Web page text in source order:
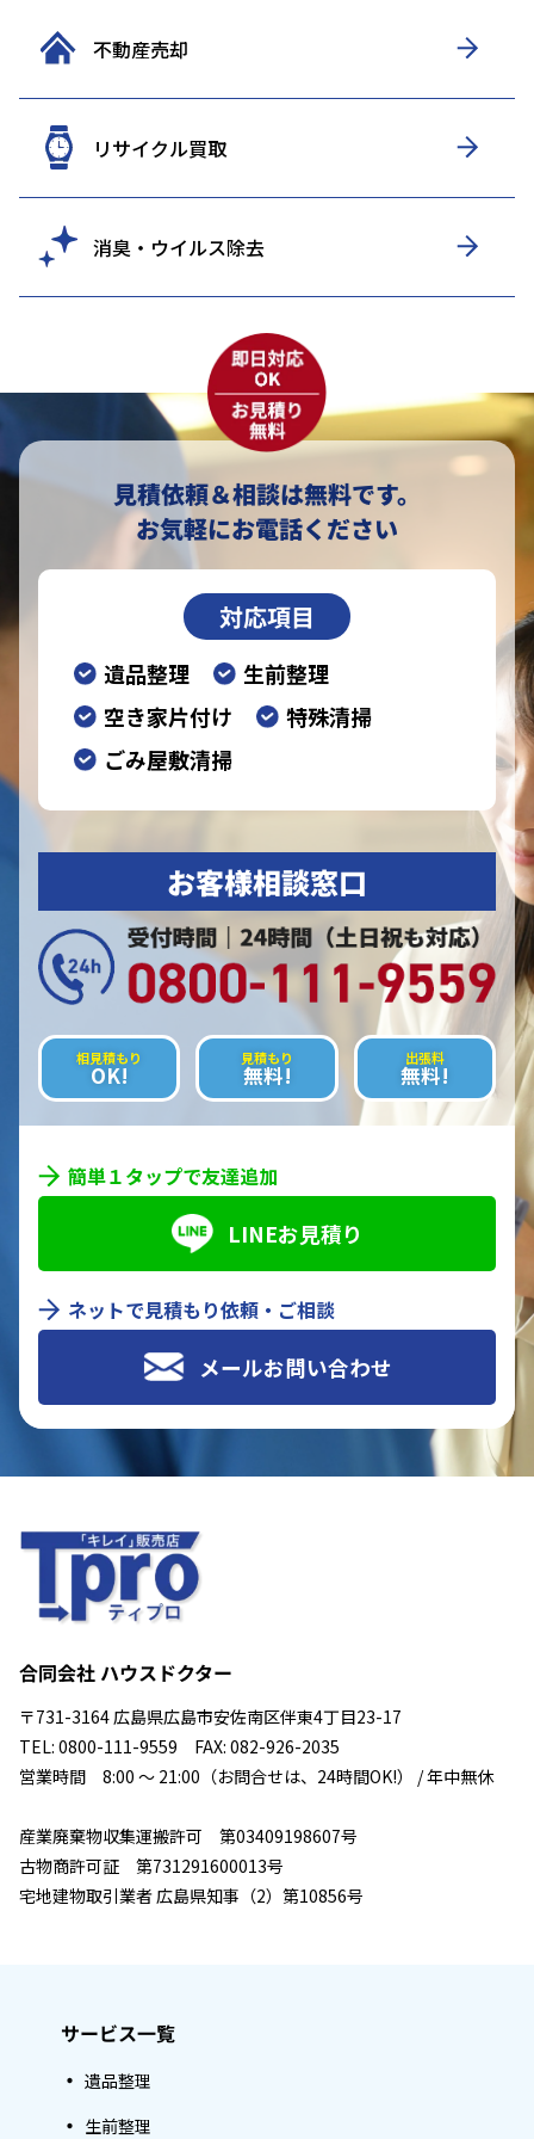
不動産売却
リサイクル買取
消臭・ウイルス除去
見積依頼＆相談は無料です。
お気軽にお電話ください
対応項目
遺品整理
生前整理
空き家片付け
特殊清掃
ごみ屋敷清掃
お客様相談窓口
相見積もり
OK!
見積もり
無料!
出張料
無料!
簡単１タップで友達追加
LINEお見積り
ネットで見積もり依頼・ご相談
メールお問い合わせ
合同会社 ハウスドクター
〒731-3164 広島県広島市安佐南区伴東4丁目23-17
TEL: 0800-111-9559 FAX: 082-926-2035
営業時間 8:00 ～ 21:00（お問合せは、24時間OK!） / 年中無休
産業廃棄物収集運搬許可 第03409198607号
古物商許可証 第731291600013号
宅地建物取引業者 広島県知事（2）第10856号
サービス一覧
遺品整理
生前整理